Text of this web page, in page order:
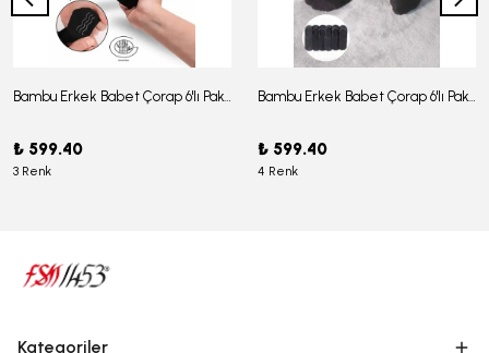
Bambu Erkek Babet Çorap 6'lı Paket - J-03
₺ 599.40
3 Renk
Bambu Erkek Babet Çorap 6'lı Paket -J-08
₺ 599.40
4 Renk
Kategoriler